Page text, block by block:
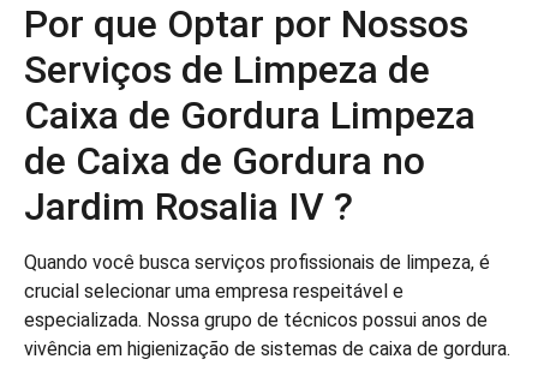
Por que Optar por Nossos
Serviços de Limpeza de
Caixa de Gordura Limpeza
de Caixa de Gordura no
Jardim Rosalia IV ?
Quando você busca serviços profissionais de limpeza, é
crucial selecionar uma empresa respeitável e
especializada. Nossa grupo de técnicos possui anos de
vivência em higienização de sistemas de caixa de gordura.